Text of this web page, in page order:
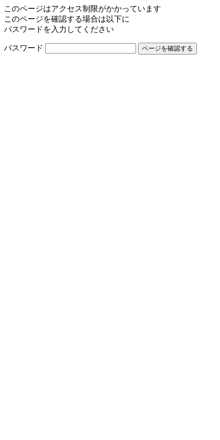
このページはアクセス制限がかかっています
このページを確認する場合は以下に
パスワードを入力してください
パスワード ページを確認する